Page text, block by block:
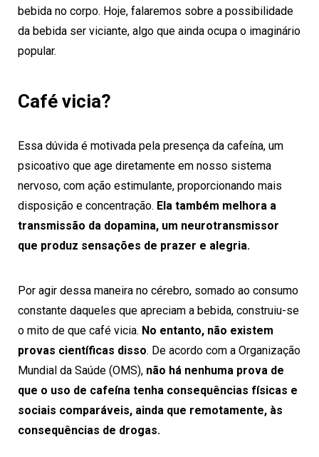
bebida no corpo. Hoje, falaremos sobre a possibilidade
da bebida ser viciante, algo que ainda ocupa o imaginário
popular.
Café vicia?
Essa dúvida é motivada pela presença da cafeína, um
psicoativo que age diretamente em nosso sistema
nervoso, com ação estimulante, proporcionando mais
disposição e concentração. Ela também melhora a
transmissão da dopamina, um neurotransmissor
que produz sensações de prazer e alegria.
Por agir dessa maneira no cérebro, somado ao consumo
constante daqueles que apreciam a bebida, construiu-se
o mito de que café vicia. No entanto, não existem
provas científicas disso. De acordo com a Organização
Mundial da Saúde (OMS), não há nenhuma prova de
que o uso de cafeína tenha consequências físicas e
sociais comparáveis, ainda que remotamente, às
consequências de drogas.